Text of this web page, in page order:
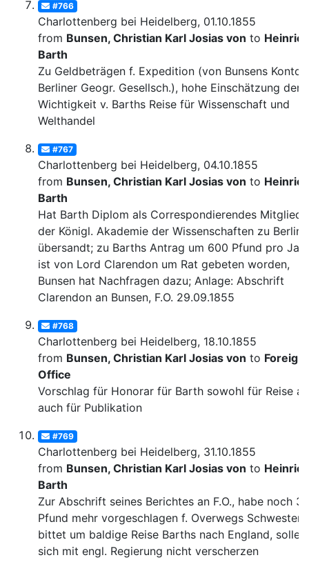
#766
Charlottenberg bei Heidelberg, 01.10.1855
from Bunsen, Christian Karl Josias von to Heinrich
Barth
Zu Geldbeträgen f. Expedition (von Bunsens Konto,
Berliner Geogr. Gesellsch.), hohe Einschätzung der
Wichtigkeit v. Barths Reise für Wissenschaft und
Welthandel
#767
Charlottenberg bei Heidelberg, 04.10.1855
from Bunsen, Christian Karl Josias von to Heinrich
Barth
Hat Barth Diplom als Correspondierendes Mitglied
der Königl. Akademie der Wissenschaften zu Berlin
übersandt; zu Barths Antrag um 600 Pfund pro
ist von Lord Clarendon um Rat gebeten worden,
Bunsen hat Nachfragen dazu; Anlage: Abschrift
Clarendon an Bunsen, F.O. 29.09.1855
#768
Charlottenberg bei Heidelberg, 18.10.1855
from Bunsen, Christian Karl Josias von to Foreign
Office
Vorschlag für Honorar für Barth sowohl für Reise
auch für Publikation
#769
Charlottenberg bei Heidelberg, 31.10.1855
from Bunsen, Christian Karl Josias von to Heinrich
Barth
Zur Abschrift seines Berichtes an F.O., habe noch
Pfund mehr vorgeschlagen f. Overwegs Schwester,
bittet um baldige Reise Barths nach England, solle
sich mit engl. Regierung nicht verscherzen